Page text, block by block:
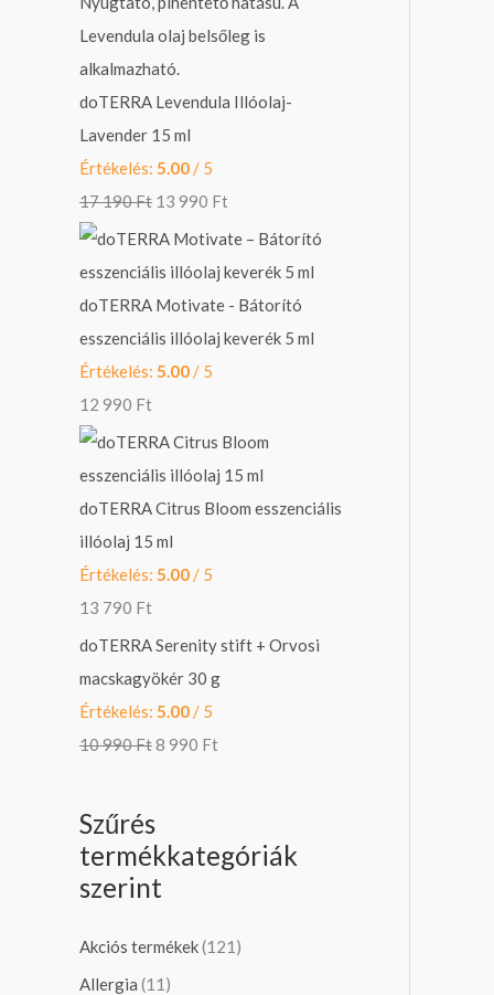
z
ő
r
e
:
doTERRA Levendula Illóolaj-
Lavender 15 ml
Értékelés: 5.00/ 5
17 190Ft
s
:
1
7
1
9
0
F
t
.
13 990 Ft
1
3
9
F
t
.
doTERRA Motivate - Bátorító
esszenciális illóolaj keverék 5 ml
Értékelés: 5.00/ 5
12 990 Ft
doTERRA Citrus Bloom esszenciális
illóolaj 15 ml
Értékelés: 5.00/ 5
13 790 Ft
doTERRA Serenity stift + Orvosi
macskagyökér 30 g
Értékelés: 5.00 / 5
10 990Ft
s
:
1
0
9
9
0
F
t
.
8 990 Ft
8
9
0
t
.
Szűrés
termékkategóriák
szerint
Akciós termékek(121)
Allergia (11)